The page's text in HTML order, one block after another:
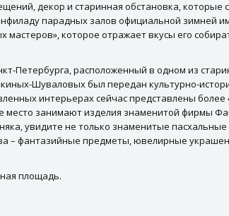
декор и старинная обстановка, которые
парадных залов официальной зимней
которое отражает вкусы его
Петербурга, расположенный в одном из
Шуваловых был передан культурно-
интерьерах сейчас представлены
место занимают изделия знаменитой фирмы
увидите не только знаменитые
– фантазийные предметы, ювелирные
площадь.